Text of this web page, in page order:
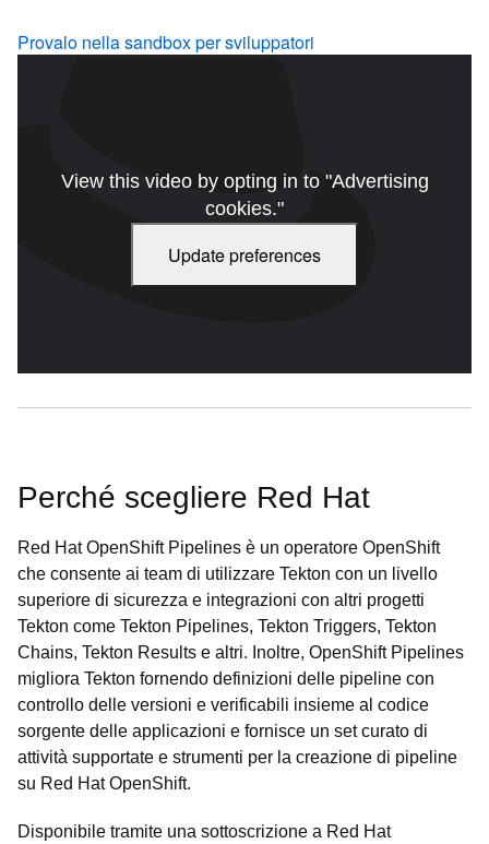
Provalo nella sandbox per sviluppatori
View this video by opting in to "Advertising
cookies."
Update preferences
Perché scegliere Red Hat
Red Hat OpenShift Pipelines è un operatore OpenShift
che consente ai team di utilizzare Tekton con un livello
superiore di sicurezza e integrazioni con altri progetti
Tekton come Tekton Pipelines, Tekton Triggers, Tekton
Chains, Tekton Results e altri. Inoltre, OpenShift Pipelines
migliora Tekton fornendo definizioni delle pipeline con
controllo delle versioni e verificabili insieme al codice
sorgente delle applicazioni e fornisce un set curato di
attività supportate e strumenti per la creazione di pipeline
su Red Hat OpenShift.
Disponibile tramite una sottoscrizione a Red Hat